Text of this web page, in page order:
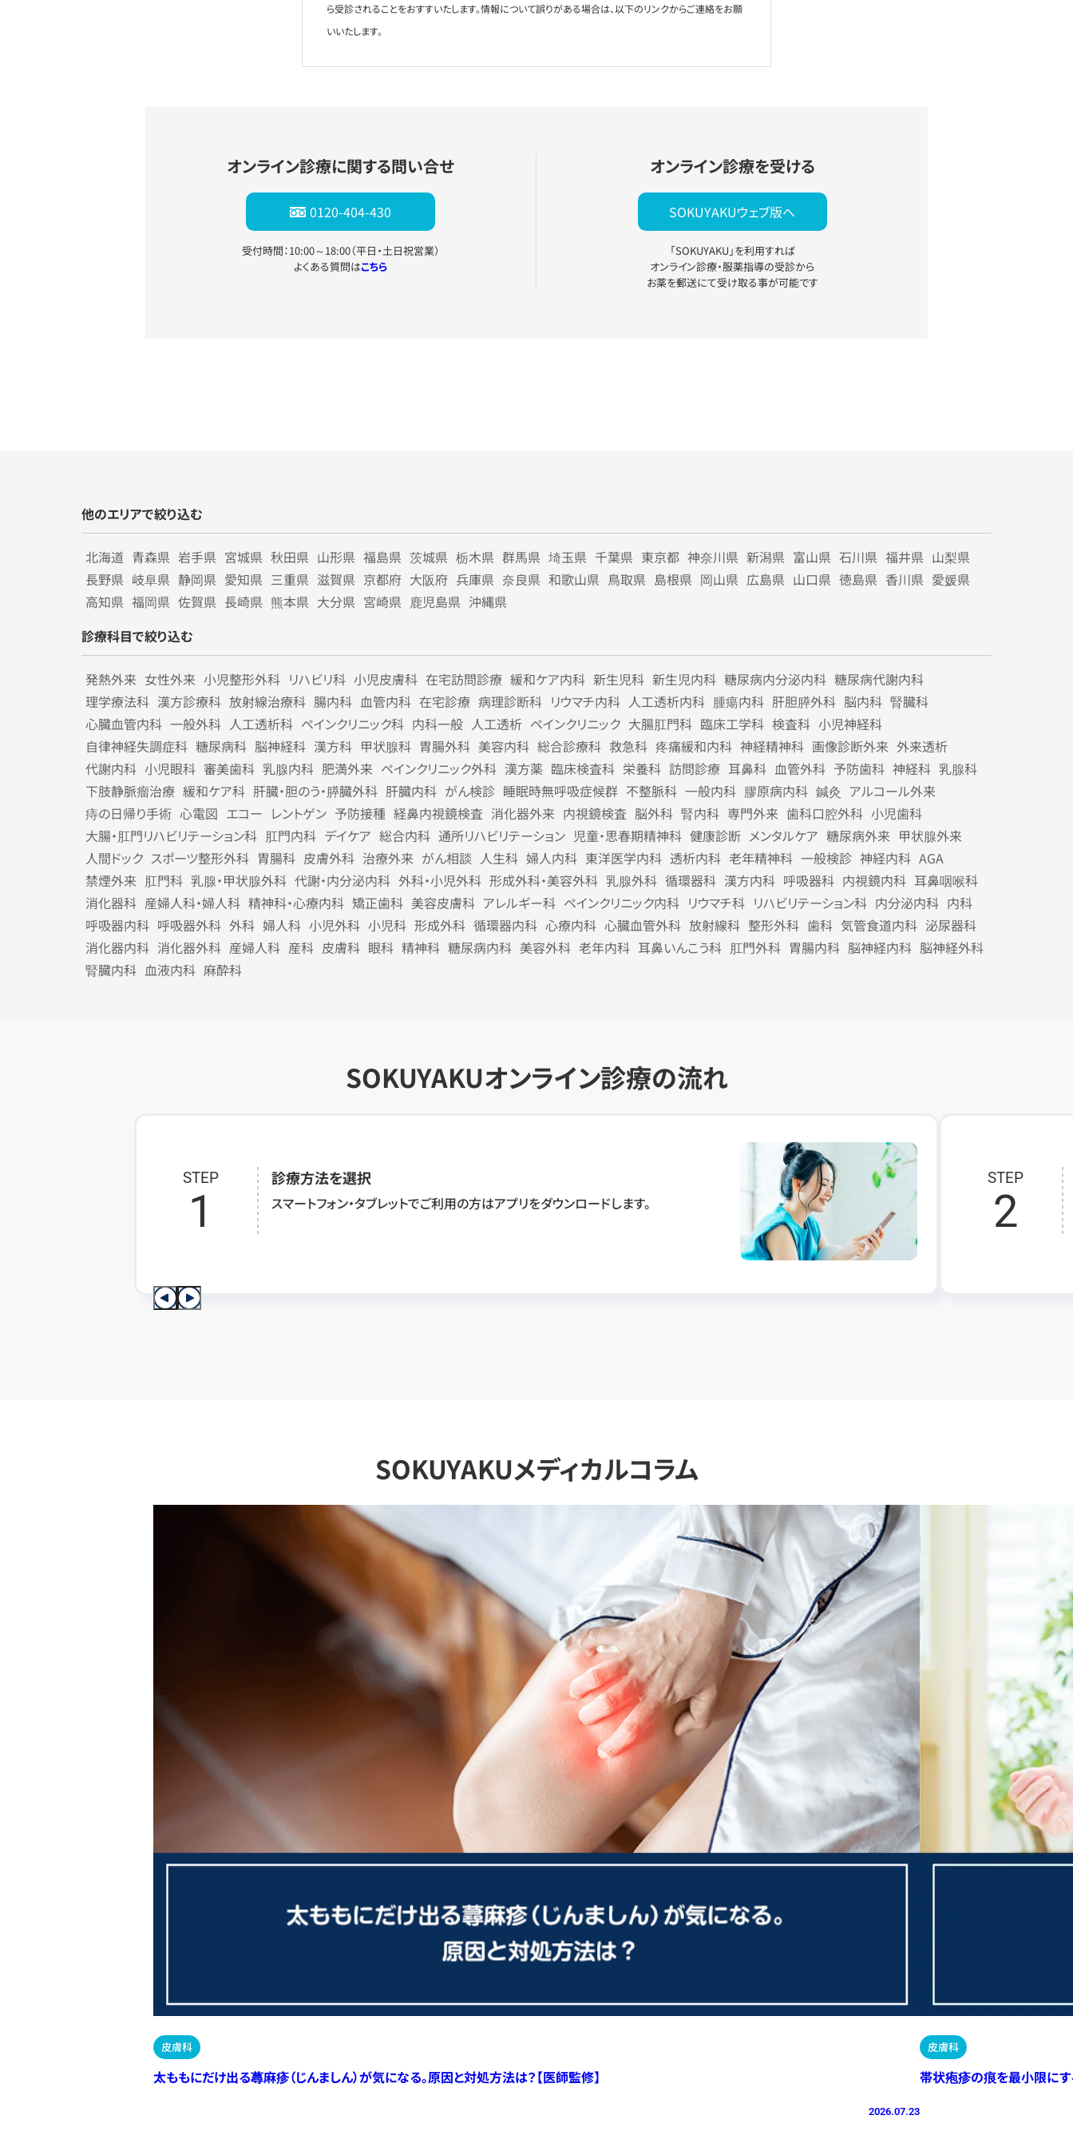
ら受診されることをおすすいたします。情報について誤りがある場合は、以下のリンクからご連絡をお願
いいたします。
オンライン診療に関する問い合せ
0120-404-430
受付時間：10:00～18:00（平日・土日祝営業）
よくある質問はこちら
オンライン診療を受ける
SOKUYAKUウェブ版へ
「SOKUYAKU」を利用すれば
オンライン診療・服薬指導の受診から
お薬を郵送にて受け取る事が可能です
他のエリアで絞り込む
北海道 青森県 岩手県 宮城県 秋田県 山形県 福島県 茨城県 栃木県 群馬県 埼玉県 千葉県 東京都 神奈川県 新潟県 富山県 石川県 福井県 山梨県
長野県 岐阜県 静岡県 愛知県 三重県 滋賀県 京都府 大阪府 兵庫県 奈良県 和歌山県 鳥取県 島根県 岡山県 広島県 山口県 徳島県 香川県 愛媛県
高知県 福岡県 佐賀県 長崎県 熊本県 大分県 宮崎県 鹿児島県 沖縄県
診療科目で絞り込む
発熱外来 女性外来 小児整形外科 リハビリ科 小児皮膚科 在宅訪問診療 緩和ケア内科 新生児科 新生児内科 糖尿病内分泌内科 糖尿病代謝内科
理学療法科 漢方診療科 放射線治療科 腸内科 血管内科 在宅診療 病理診断科 リウマチ内科 人工透析内科 腫瘍内科 肝胆膵外科 脳内科 腎臓科
心臓血管内科 一般外科 人工透析科 ペインクリニック科 内科一般 人工透析 ペインクリニック 大腸肛門科 臨床工学科 検査科 小児神経科
自律神経失調症科 糖尿病科 脳神経科 漢方科 甲状腺科 胃腸外科 美容内科 総合診療科 救急科 疼痛緩和内科 神経精神科 画像診断外来 外来透析
代謝内科 小児眼科 審美歯科 乳腺内科 肥満外来 ペインクリニック外科 漢方薬 臨床検査科 栄養科 訪問診療 耳鼻科 血管外科 予防歯科 神経科 乳腺科
下肢静脈瘤治療 緩和ケア科 肝臓・胆のう・膵臓外科 肝臓内科 がん検診 睡眠時無呼吸症候群 不整脈科 一般内科 膠原病内科 鍼灸 アルコール外来
痔の日帰り手術 心電図 エコー レントゲン 予防接種 経鼻内視鏡検査 消化器外来 内視鏡検査 脳外科 腎内科 専門外来 歯科口腔外科 小児歯科
大腸・肛門リハビリテーション科 肛門内科 デイケア 総合内科 通所リハビリテーション 児童・思春期精神科 健康診断 メンタルケア 糖尿病外来 甲状腺外来
人間ドック スポーツ整形外科 胃腸科 皮膚外科 治療外来 がん相談 人生科 婦人内科 東洋医学内科 透析内科 老年精神科 一般検診 神経内科 AGA
禁煙外来 肛門科 乳腺・甲状腺外科 代謝・内分泌内科 外科・小児外科 形成外科・美容外科 乳腺外科 循環器科 漢方内科 呼吸器科 内視鏡内科 耳鼻咽喉科
消化器科 産婦人科・婦人科 精神科・心療内科 矯正歯科 美容皮膚科 アレルギー科 ペインクリニック内科 リウマチ科 リハビリテーション科 内分泌内科 内科
呼吸器内科 呼吸器外科 外科 婦人科 小児外科 小児科 形成外科 循環器内科 心療内科 心臓血管外科 放射線科 整形外科 歯科 気管食道内科 泌尿器科
消化器内科 消化器外科 産婦人科 産科 皮膚科 眼科 精神科 糖尿病内科 美容外科 老年内科 耳鼻いんこう科 肛門外科 胃腸内科 脳神経内科 脳神経外科
腎臓内科 血液内科 麻酔科
SOKUYAKUオンライン診療の流れ
STEP
1
診療方法を選択
スマートフォン・タブレットでご利用の方はアプリをダウンロードします。
STEP
2
SOKUYAKUメディカルコラム
皮膚科
太ももにだけ出る蕁麻疹（じんましん）が気になる。原因と対処方法は？【医師監修】
2026.07.23
皮膚科
帯状疱疹の痕を最小限にす